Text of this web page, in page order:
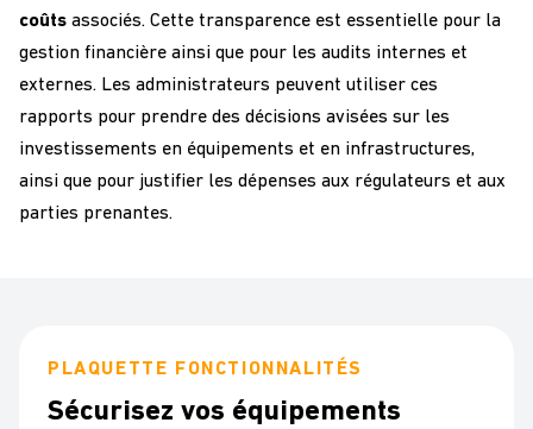
coûts associés. Cette transparence est essentielle pour la
gestion financière ainsi que pour les audits internes et
externes. Les administrateurs peuvent utiliser ces
rapports pour prendre des décisions avisées sur les
investissements en équipements et en infrastructures,
ainsi que pour justifier les dépenses aux régulateurs et aux
parties prenantes.
PLAQUETTE FONCTIONNALITÉS
Sécurisez vos équipements